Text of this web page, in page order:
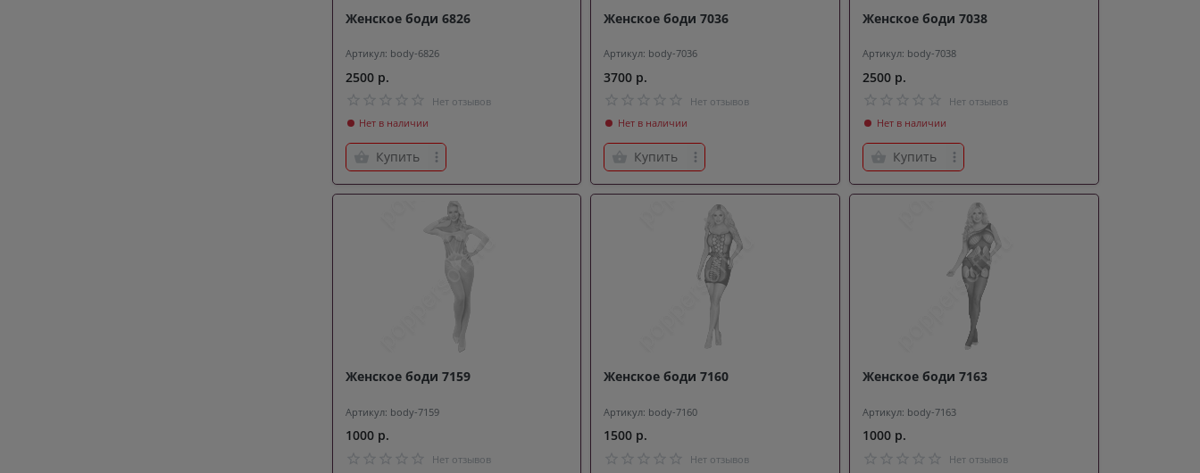
Женское боди 6826
Артикул: body-6826
2500 р.
Нет отзывов
Нет в наличии
Купить
Женское боди 7036
Артикул: body-7036
3700 р.
Нет отзывов
Нет в наличии
Купить
Женское боди 7038
Артикул: body-7038
2500 р.
Нет отзывов
Нет в наличии
Купить
Женское боди 7159
Артикул: body-7159
1000 р.
Нет отзывов
Женское боди 7160
Артикул: body-7160
1500 р.
Нет отзывов
Женское боди 7163
Артикул: body-7163
1000 р.
Нет отзывов